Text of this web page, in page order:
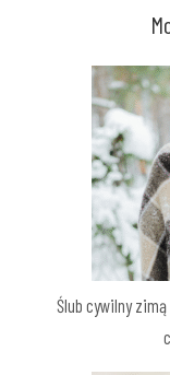
Ślub cywilny